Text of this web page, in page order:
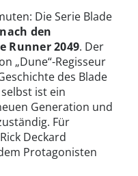
Die Serie Blade
den
Runner 2049. Der
„Dune“-Regisseur
des Blade
selbst ist ein
Generation und
Für
Deckard
Protagonisten